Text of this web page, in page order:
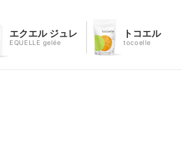
エクエル ジュレ
EQUELLE gelée
トコエル
tocoelle